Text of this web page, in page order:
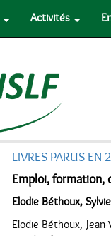
Activités
LIVRES PARUS EN
Emploi, formation,
Elodie Béthoux,
Elodie Béthoux,